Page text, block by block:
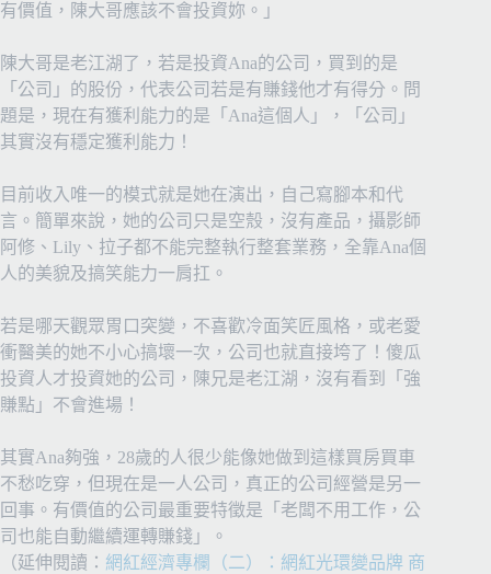
有價值，陳大哥應該不會投資妳。」
陳大哥是老江湖了，若是投資Ana的公司，買到的是
「公司」的股份，代表公司若是有賺錢他才有得分。問
題是，現在有獲利能力的是「Ana這個人」，「公司」
其實沒有穩定獲利能力！
目前收入唯一的模式就是她在演出，自己寫腳本和代
言。簡單來說，她的公司只是空殼，沒有產品，攝影師
阿修、Lily、拉子都不能完整執行整套業務，全靠Ana個
人的美貌及搞笑能力一肩扛。
若是哪天觀眾胃口突變，不喜歡冷面笑匠風格，或老愛
衝醫美的她不小心搞壞一次，公司也就直接垮了！傻瓜
投資人才投資她的公司，陳兄是老江湖，沒有看到「強
賺點」不會進場！
其實Ana夠強，28歲的人很少能像她做到這樣買房買車
不愁吃穿，但現在是一人公司，真正的公司經營是另一
回事。有價值的公司最重要特徵是「老闆不用工作，公
司也能自動繼續運轉賺錢」。
（延伸閱讀： 網紅經濟專欄（二）：網紅光環變品牌 商